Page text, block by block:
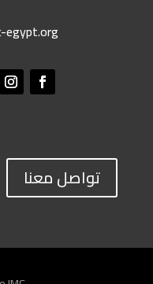
egypt.org
تواصل معنا